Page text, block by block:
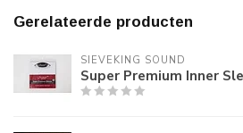
Gerelateerde producten
SIEVEKING SOUND
Super Premium Inner